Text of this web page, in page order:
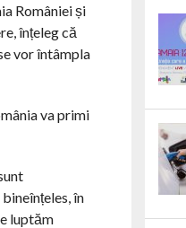
României și
înțeleg că
vor întâmpla
va primi
în
luptăm